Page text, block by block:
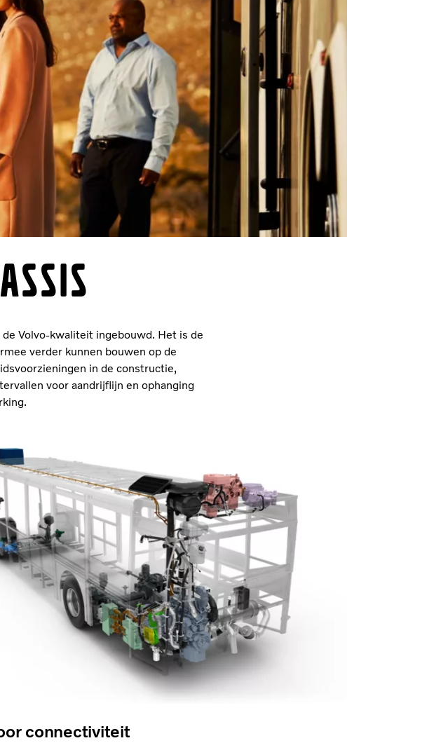
Volvo-kwaliteit ingebouwd. Het is de
verder kunnen bouwen op de
in de constructie,
voor aandrijflijn en ophanging
connectiviteit